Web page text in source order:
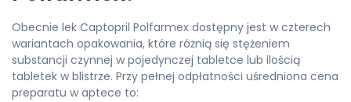
Obecnie lek Captopril Polfarmex dostępny jest w czterech
wariantach opakowania, które różnią się stężeniem
substancji czynnej w pojedynczej tabletce lub ilością
tabletek w blistrze. Przy pełnej odpłatności uśredniona cena
preparatu w aptece to: